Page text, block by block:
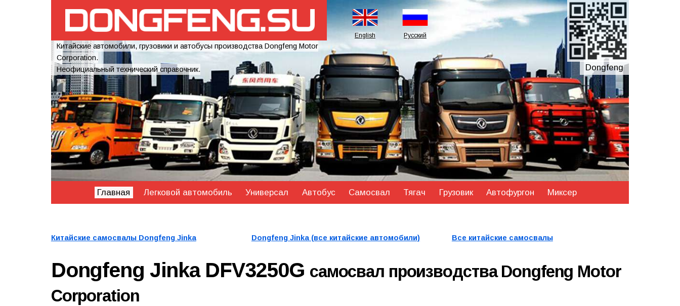
Китайские автомобили, грузовики и автобусы производства Dongfeng Motor
Corporation.
Неофициальный технический справочник.
English Русский
Dongfeng
Главная Легковой автомобиль Универсал Автобус Самосвал Тягач Грузовик Автофургон Миксер
Китайские самосвалы Dongfeng Jinka Dongfeng Jinka (все китайские автомобили) Все китайские самосвалы
Dongfeng Jinka DFV3250G самосвал производства Dongfeng Motor
Corporation